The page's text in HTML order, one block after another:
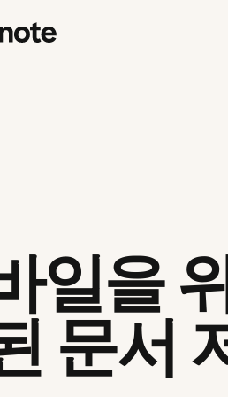
일을
문서